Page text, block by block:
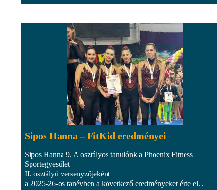
Sipos Hanna – FitKid eredményei
Sipos Hanna 9. A osztályos tanulónk a Phoenix Fitness
Sportegyesület
II. osztályú versenyzőjeként
a 2025-26-os tanévben a következő eredményeket érte el...